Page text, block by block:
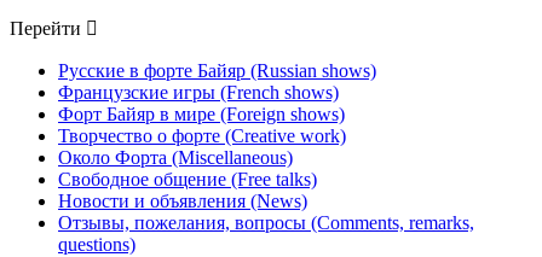
Перейти
Русские в форте Байяр (Russian shows)
Французские игры (French shows)
Форт Байяр в мире (Foreign shows)
Творчество о форте (Creative work)
Около Форта (Miscellaneous)
Свободное общение (Free talks)
Новости и объявления (News)
Отзывы, пожелания, вопросы (Comments, remarks,
questions)